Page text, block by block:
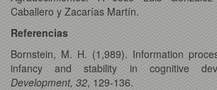
Caballero y Zacarías Martín.
Referencias
Bornstein, M. H. (1,989). Information
infancy and stability in cognitive
Development, 32, 129-136.